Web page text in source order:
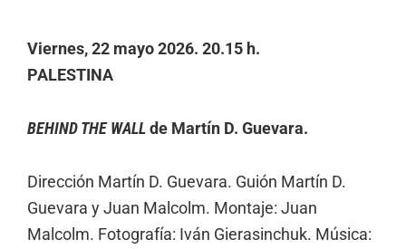
Viernes, 22 mayo 2026. 20.15 h.
PALESTINA
BEHIND THE WALLde Martín D. Guevara.
Dirección Martín D. Guevara. Guión Martín D.
Guevara y Juan Malcolm. Montaje: Juan
Malcolm. Fotografía: Iván Gierasinchuk. Música: